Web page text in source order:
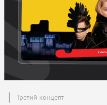
Третий концепт